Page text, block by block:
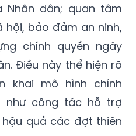
Nhân dân; quan tâm
hội, bảo đảm an ninh,
chính quyền ngày
Điều này thể hiện rõ
khai mô hình chính
như công tác hỗ trợ
quả các đợt thiên